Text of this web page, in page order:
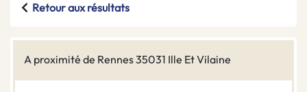
Retour aux résultats
A proximité de Rennes 35031 Ille Et Vilaine